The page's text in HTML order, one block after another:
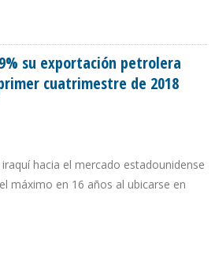
su exportación petrolera
cuatrimestre de 2018
hacia el mercado estadounidense
máximo en 16 años al ubicarse en